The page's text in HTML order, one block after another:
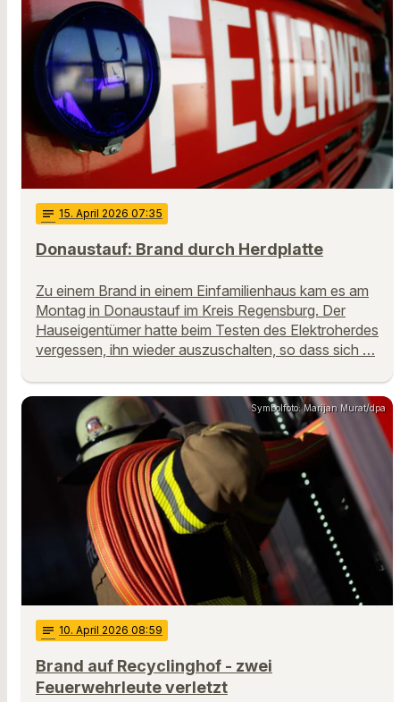
notes 15. April 2026 07:35
Donaustauf: Brand durch Herdplatte
Zu einem Brand in einem Einfamilienhaus kam es am
Montag in Donaustauf im Kreis Regensburg. Der
Hauseigentümer hatte beim Testen des Elektroherdes
vergessen, ihn wieder auszuschalten, so dass sich …
Symbolfoto: Marijan Murat/dpa
notes 10. April 2026 08:59
Brand auf Recyclinghof - zwei
Feuerwehrleute verletzt